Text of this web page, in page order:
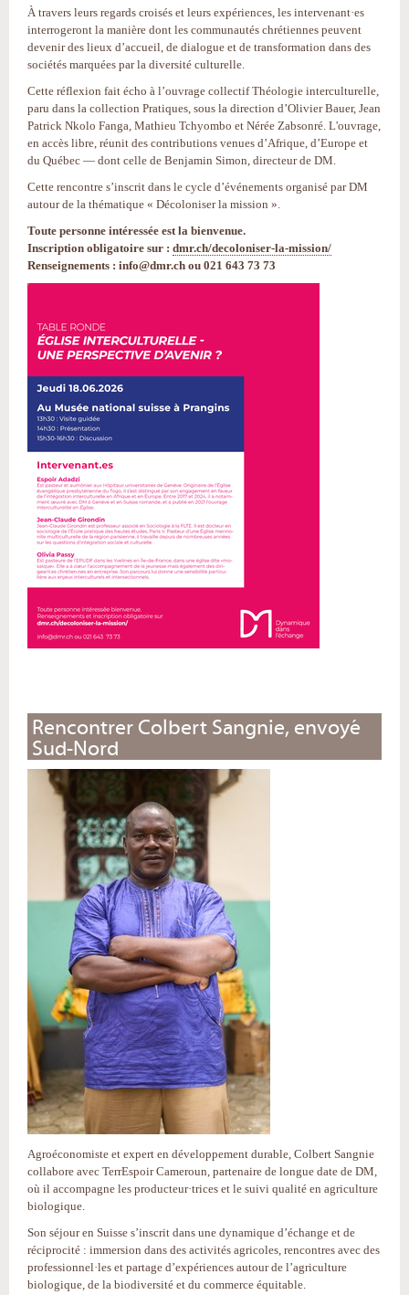
À travers leurs regards croisés et leurs expériences, les intervenant·es
interrogeront la manière dont les communautés chrétiennes peuvent
devenir des lieux d’accueil, de dialogue et de transformation dans des
sociétés marquées par la diversité culturelle.
Cette réflexion fait écho à l’ouvrage collectif Théologie interculturelle,
paru dans la collection Pratiques, sous la direction d’Olivier Bauer, Jean
Patrick Nkolo Fanga, Mathieu Tchyombo et Nérée Zabsonré. L'ouvrage,
en accès libre, réunit des contributions venues d’Afrique, d’Europe et
du Québec — dont celle de Benjamin Simon, directeur de DM.
Cette rencontre s’inscrit dans le cycle d’événements organisé par DM
autour de la thématique « Décoloniser la mission ».
Toute personne intéressée est la bienvenue.
Inscription obligatoire sur : dmr.ch/decoloniser-la-mission/
Renseignements : info@dmr.ch ou 021 643 73 73
Rencontrer Colbert Sangnie, envoyé
Sud-Nord
Agroéconomiste et expert en développement durable, Colbert Sangnie
collabore avec TerrEspoir Cameroun, partenaire de longue date de DM,
où il accompagne les producteur·trices et le suivi qualité en agriculture
biologique.
Son séjour en Suisse s’inscrit dans une dynamique d’échange et de
réciprocité : immersion dans des activités agricoles, rencontres avec des
professionnel·les et partage d’expériences autour de l’agriculture
biologique, de la biodiversité et du commerce équitable.